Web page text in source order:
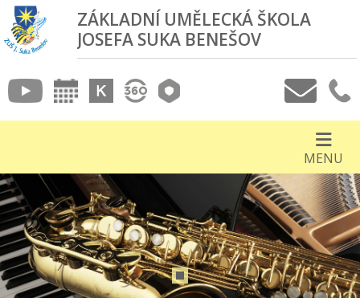
ZÁKLADNÍ UMĚLECKÁ ŠKOLA
JOSEFA SUKA BENEŠOV
MENU